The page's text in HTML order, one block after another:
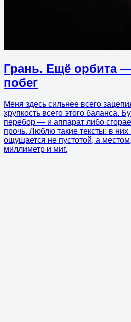
Грань. Ещё орбита
побег
Меня здесь сильнее всего
хрупкость всего этого баланса.
перебор — и аппарат либо
прочь. Люблю такие тексты: в них
ощущается не пустотой, а
миллиметр и миг.